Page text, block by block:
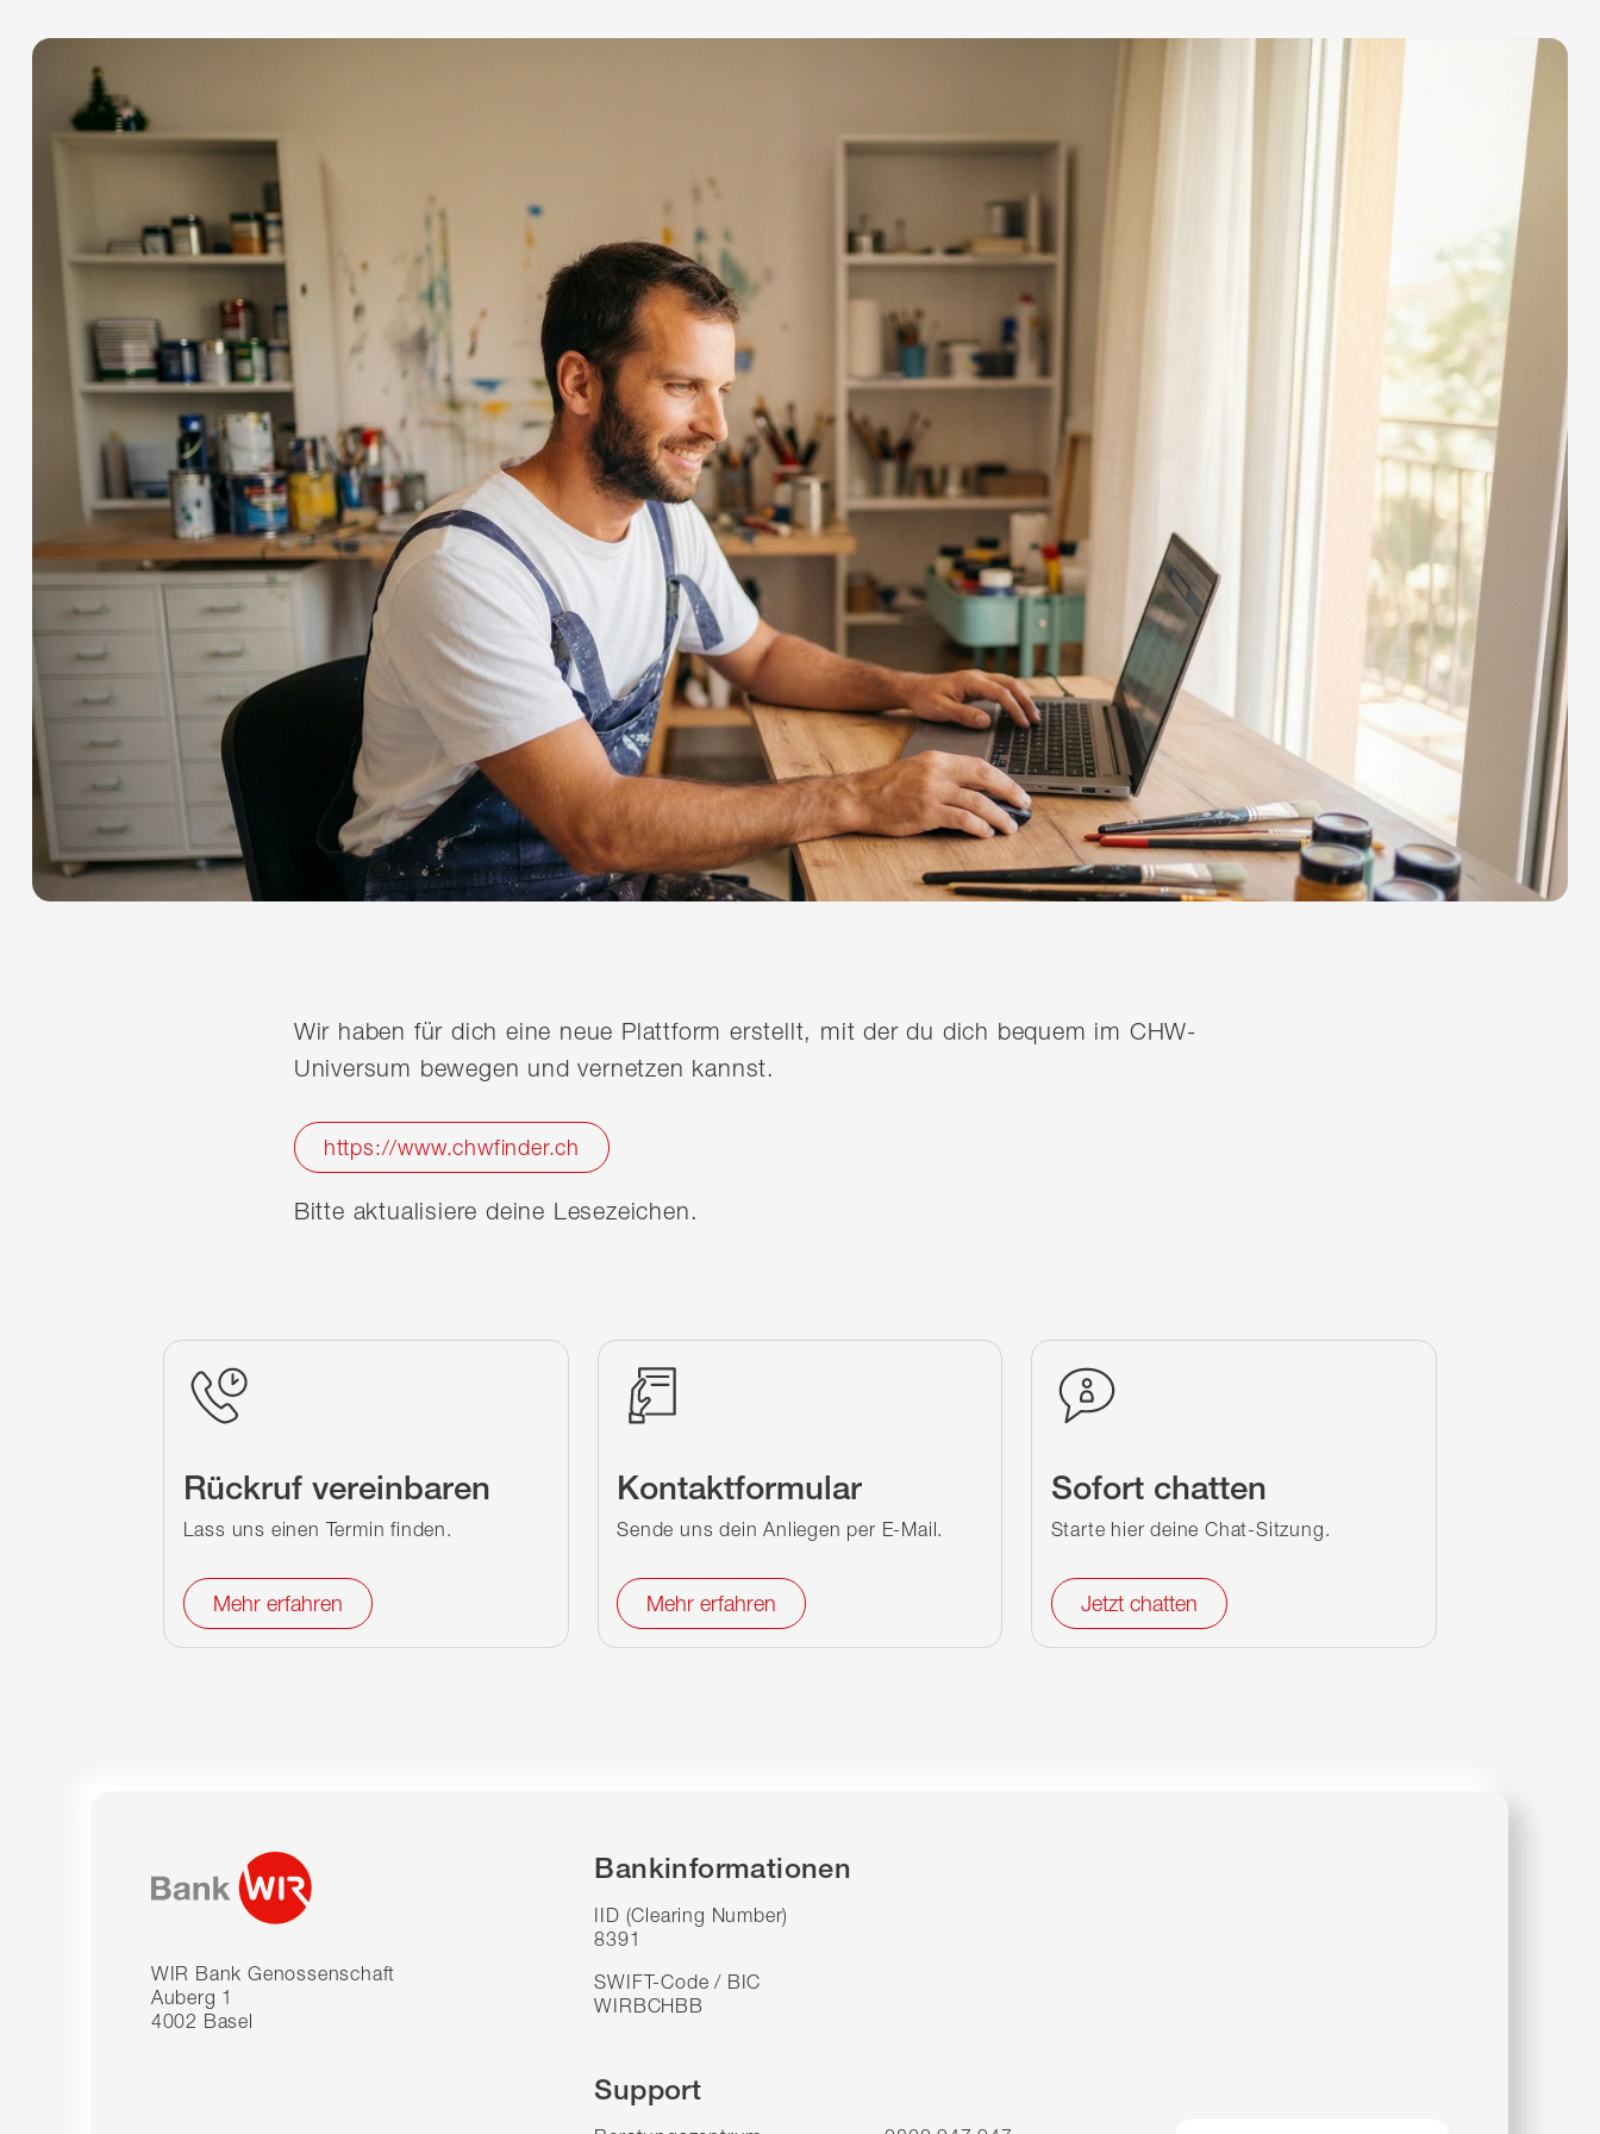
Wir haben für dich eine neue Plattform erstellt, mit der du dich bequem im CHW-
Universum bewegen und vernetzen kannst.
https://www.chwfinder.ch
Bitte aktualisiere deine Lesezeichen.
Rückruf vereinbaren
Lass uns einen Termin finden.
Mehr erfahren
Kontaktformular
Sende uns dein Anliegen per E-Mail.
Mehr erfahren
Sofort chatten
Starte hier deine Chat-Sitzung.
Jetzt chatten
WIR Bank Genossenschaft
Auberg 1
4002 Basel
Bankinformationen
IID (Clearing Number)
8391
SWIFT-Code / BIC
WIRBCHBB
Support